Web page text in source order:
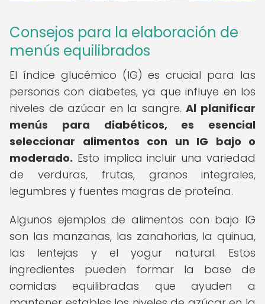
Consejos para la elaboración de
menús equilibrados
El índice glucémico (IG) es crucial para las
personas con diabetes, ya que influye en los
niveles de azúcar en la sangre.Al planificar
menús para diabéticos, es esencial
seleccionar alimentos con un IG bajo o
moderado. Esto implica incluir una variedad
de verduras, frutas, granos integrales,
legumbres y fuentes magras de proteína.
Algunos ejemplos de alimentos con bajo IG
son las manzanas, las zanahorias, la quinua,
las lentejas y el yogur natural. Estos
ingredientes pueden formar la base de
comidas equilibradas que ayuden a